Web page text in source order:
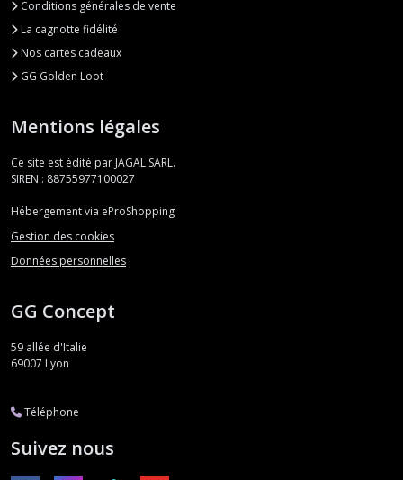
Conditions générales de vente
La cagnotte fidélité
Nos cartes cadeaux
GG Golden Loot
Mentions légales
Ce site est édité par JAGAL SARL.
SIREN : 88755977100027
Hébergement via eProShopping
Gestion des cookies
Données personnelles
GG Concept
59 allée d'Italie
69007 Lyon
Téléphone
Suivez nous